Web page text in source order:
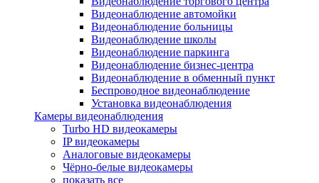
Видеонаблюдение автомойки
Видеонаблюдение больницы
Видеонаблюдение школы
Видеонаблюдение паркинга
Видеонаблюдение бизнес-центра
Видеонаблюдение в обменный пункт
Беспроводное видеонаблюдение
Установка видеонаблюдения
Камеры видеонаблюдения
Turbo HD видеокамеры
IP видеокамеры
Аналоговые видеокамеры
Чёрно-белые видеокамеры
показать все